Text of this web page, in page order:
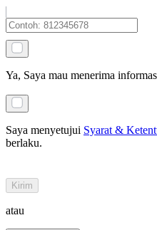
Ya, Saya mau menerima
Saya menyetujui Syarat &
berlaku.
Kirim
atau